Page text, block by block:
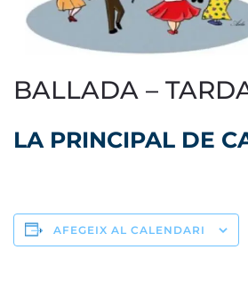
BALLADA –
LA PRINCIPAL DE
AFEGEIX AL CALENDARI